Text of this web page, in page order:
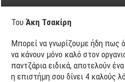
ΤουΆκη Τσακίρη
Μπορεί να γνωρίζουμε ήδη πως
να κάνουν μόνο καλό στον
παντζάρια ειδικά, αποτελούν
η επιστήμη σου δίνει 4 καλούς